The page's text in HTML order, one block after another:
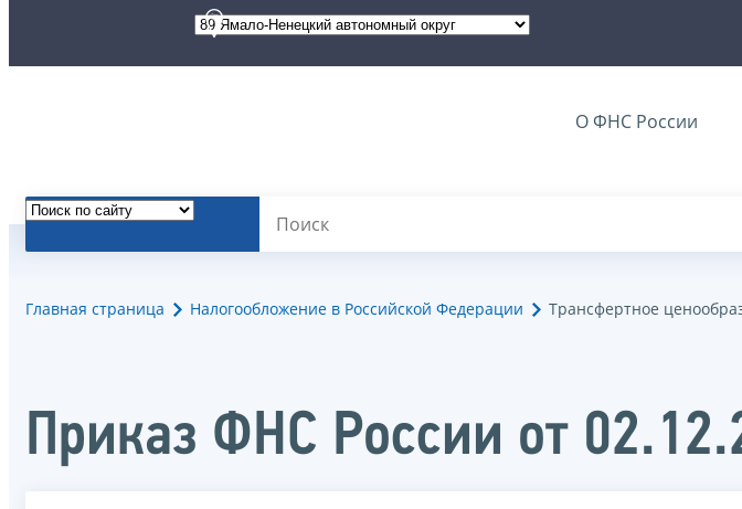
О ФНС России
Главная страница Налогообложение в Российской Федерации Трансфертное
Приказ ФНС России от